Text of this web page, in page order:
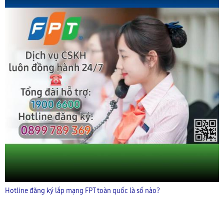
Hotline đăng ký lắp mạng FPT toàn quốc là số nào?